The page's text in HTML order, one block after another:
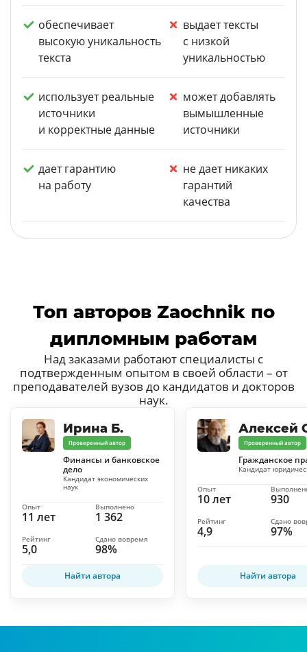
обеспечивает
высокую уникальность
текста
выдает тексты
с низкой
уникальностью
использует реальные
источники
и корректные данные
может добавлять
вымышленные
источники
дает гарантию
на работу
не дает никаких
гарантий
качества
Топ авторов Zaochnik по
дипломным работам
Над заказами работают специалисты с
подтвержденным опытом в своей области – от
преподавателей вузов до кандидатов и докторов
наук.
Ирина Б.
Проверенный автор
Финансы и банковское
дело
Кандидат экономических
наук
11 лет
Опыт
1 362
Выполнено
5,0
Рейтинг
98%
Сдано вовремя
Найти автора
Алексей
Проверенный автор
Гражданское
Кандидат
10 лет
Опыт
930
4,9
Рейтинг
97%
Сдано
Найти автора